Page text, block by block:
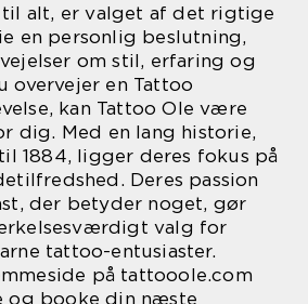
til alt, er valget af det rigtige
en personlig beslutning,
om stil, erfaring og
overvejer en Tattoo
kan Tattoo Ole være
dig. Med en lang historie,
1884, ligger deres fokus på
Deres passion
der betyder noget, gør
valg for
tattoo-entusiaster.
på tattooole.com
og booke din næste